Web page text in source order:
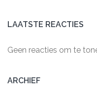
LAATSTE REACTIES
Geen reacties om te
ARCHIEF